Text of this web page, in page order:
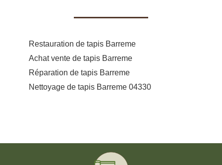
Restauration de tapis Barreme
Achat vente de tapis Barreme
Réparation de tapis Barreme
Nettoyage de tapis Barreme 04330